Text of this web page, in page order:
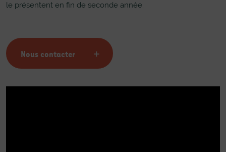
le présentent en fin de seconde année.
Nous contacter